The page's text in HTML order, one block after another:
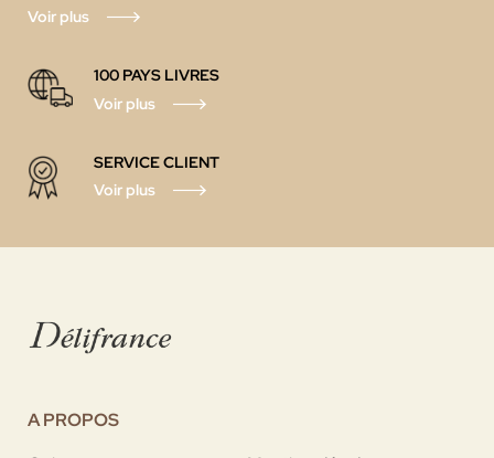
Voir plus
100 PAYS LIVRES
Voir plus
SERVICE CLIENT
Voir plus
A PROPOS